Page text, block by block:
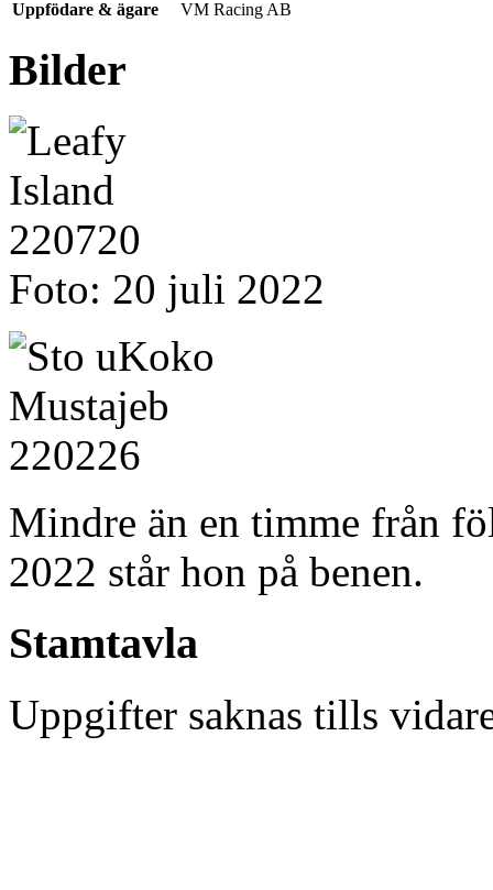
Uppfödare & ägare
VM Racing AB
Bilder
Foto: 20 juli 2022
Mindre än en timme från
2022 står hon på benen.
Stamtavla
Uppgifter saknas tills